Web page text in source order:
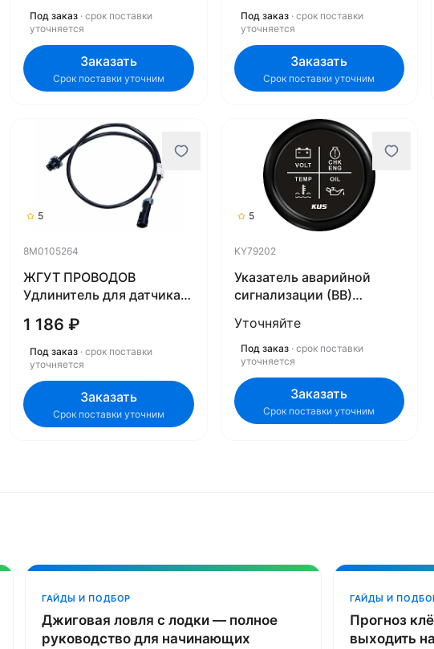
Под заказ · срок поставки
уточняется
Заказать
Срок поставки уточним
Под заказ· срок поставки
уточняется
Заказать
Срок поставки уточним
5
8M0105264
ЖГУТ ПРОВОДОВ
Удлинитель для датчика
8M0105264
1 186 ₽
Под заказ · срок поставки
уточняется
Заказать
Срок поставки уточним
5
KY79202
Указатель аварийной
сигнализации (BB)
Уточняйте
Под заказ· срок поставки
уточняется
Заказать
Срок поставки уточним
ГАЙДЫ И ПОДБОР
Джиговая ловля с лодки — полное
руководство для начинающих
ГАЙДЫ И
Прогноз
выходить